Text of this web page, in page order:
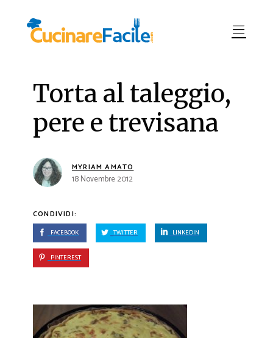
Torta al taleggio,
pere e trevisana
MYRIAM AMATO
18 Novembre 2012
CONDIVIDI:
FACEBOOK TWITTER LINKEDIN
PINTEREST